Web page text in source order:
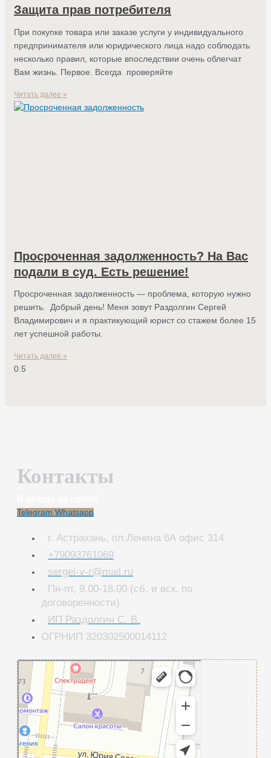
Защита прав потребителя
При покупке товара или заказе услуги у индивидуального
предпринимателя или юридического лица надо соблюдать
несколько правил, которые впоследствии очень облегчат
Вам жизнь. Первое. Всегда проверяйте
Читать далее »
Просроченная задолженность? На Вас
подали в суд. Есть решение!
Просроченная задолженность — проблема, которую нужно
решить. Добрый день! Меня зовут Раздолгин Сергей
Владимирович и я практикующий юрист со стажем более 15
лет успешной работы.
Читать далее »
Контакты
Telegram Whatsapp
г. Астрахань, пл.Ленина 6А офис 314
+79093761069
sergei-v-r@mail.ru
Пн-пт, 9.00-18.00 (сб. и вск. по
договоренности)
ИП Раздолгин С. В.
ОГРНИП 320302500014112
ИП Раздолгин С. В.
Юридические услуги в Астрахани
Адвокаты в Астрахани